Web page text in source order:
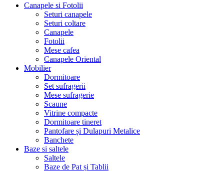
Canapele si Fotolii
Seturi canapele
Seturi coltare
Canapele
Fotolii
Mese cafea
Canapele Oriental
Mobilier
Dormitoare
Set sufragerii
Mese sufragerie
Scaune
Vitrine compacte
Dormitoare tineret
Pantofare și Dulapuri Metalice
Banchete
Baze si saltele
Saltele
Baze de Pat și Tablii